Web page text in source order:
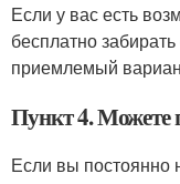
Если у вас есть
бесплатно
приемлемый
Пункт 4. Можете
Если вы постоянно